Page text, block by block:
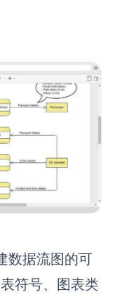
数据流图的可
符号、图表类